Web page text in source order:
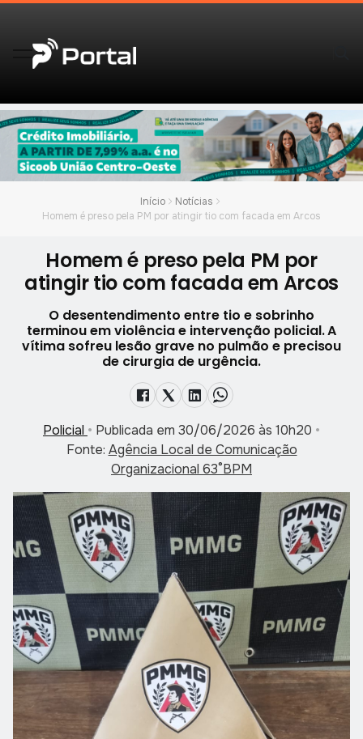
Início
Notícias
Homem é preso pela PM por atingir tio com facada em Arcos
Homem é preso pela PM por
atingir tio com facada em Arcos
O desentendimento entre tio e sobrinho
terminou em violência e intervenção policial. A
vítima sofreu lesão grave no pulmão e precisou
de cirurgia de urgência.
Policial • Publicada em 30/06/2026 às 10h20 •
Fonte: Agência Local de Comunicação
Organizacional 63°BPM